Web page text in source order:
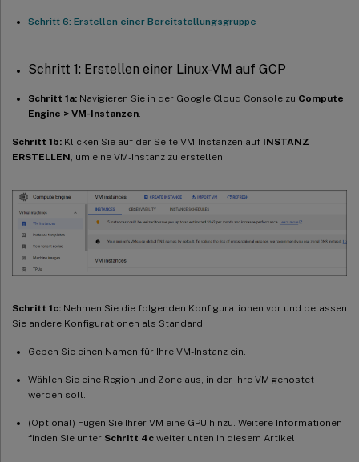
Schritt 6: Erstellen einer Bereitstellungsgruppe
Schritt 1: Erstellen einer Linux-VM auf GCP
Schritt 1a: Navigieren Sie in der Google Cloud Console zu Compute
Engine > VM-Instanzen
Schritt 1b: Klicken Sie auf der Seite VM-Instanzen auf INSTANZ
ERSTELLEN , um eine VM-Instanz zu erstellen.
Schritt 1c: Nehmen Sie die folgenden Konfigurationen vor und belassen
Sie andere Konfigurationen als Standard:
Geben Sie einen Namen für Ihre VM-Instanz ein.
Wählen Sie eine Region und Zone aus, in der Ihre VM gehostet
werden soll.
(Optional) Fügen Sie Ihrer VM eine GPU hinzu. Weitere Informationen
finden Sie unter Schritt 4c weiter unten in diesem Artikel.